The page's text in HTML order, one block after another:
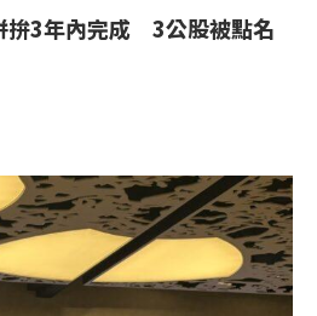
拚3年內完成 3公股被點名